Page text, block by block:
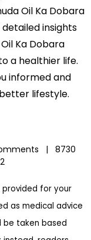
Oil Ka Dobara
insights
Ka Dobara
a healthier life.
informed and
lifestyle.
|
8730
provided for your
as medical advice
be taken based